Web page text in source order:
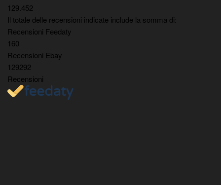
129.452
Il totale delle recensioni indicate include la somma di:
Recensioni Feedaty
160
Recensioni Ebay
129292
Recensioni